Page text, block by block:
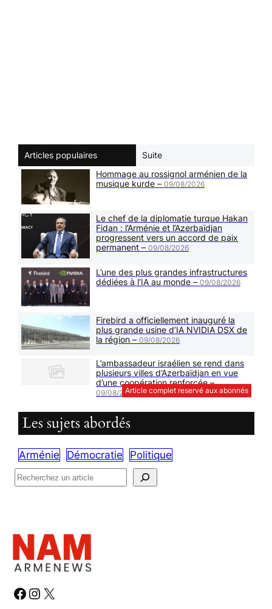
Articles populaires
Suite
Hommage au rossignol arménien de la
musique kurde –09/08/2026
Le chef de la diplomatie turque Hakan
Fidan : l’Arménie et l’Azerbaïdjan
progressent vers un accord de paix
permanent –09/08/2026
L’une des plus grandes infrastructures
dédiées à l’IA au monde –09/08/2026
Firebird a officiellement inauguré la
plus grande usine d’IA NVIDIA DSX de
la région –09/08/2026
Article complet reservé aux abonnés
L’ambassadeur israélien se rend dans
plusieurs villes d’Azerbaïdjan en vue
d’une coopération renforcée –
09/08/2026
Les sujets abordés
Arménie Démocratie
Politique
R
e
c
h
e
# # #